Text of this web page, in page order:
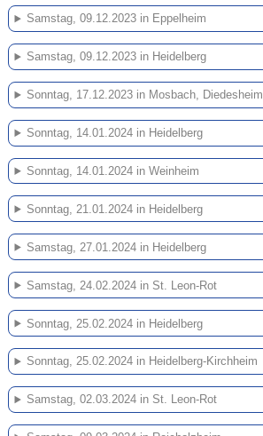
Samstag, 09.12.2023 in Eppelheim
Samstag, 09.12.2023 in Heidelberg
Sonntag, 17.12.2023 in Mosbach, Diedesheim
Sonntag, 14.01.2024 in Heidelberg
Sonntag, 14.01.2024 in Weinheim
Sonntag, 21.01.2024 in Heidelberg
Samstag, 27.01.2024 in Heidelberg
Samstag, 24.02.2024 in St. Leon-Rot
Sonntag, 25.02.2024 in Heidelberg
Sonntag, 25.02.2024 in Heidelberg-Kirchheim
Samstag, 02.03.2024 in St. Leon-Rot